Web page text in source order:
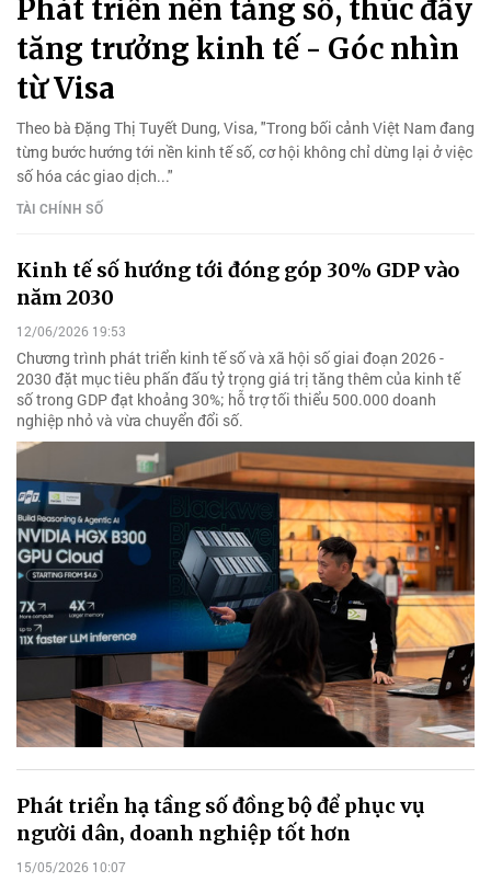
Phát triển nền tảng số, thúc đẩy
tăng trưởng kinh tế - Góc nhìn
từ Visa
Theo bà Đặng Thị Tuyết Dung, Visa, "Trong bối cảnh Việt Nam đang
từng bước hướng tới nền kinh tế số, cơ hội không chỉ dừng lại ở việc
số hóa các giao dịch..."
TÀI CHÍNH SỐ
Kinh tế số hướng tới đóng góp 30% GDP vào
năm 2030
12/06/2026 19:53
Chương trình phát triển kinh tế số và xã hội số giai đoạn 2026 -
2030 đặt mục tiêu phấn đấu tỷ trọng giá trị tăng thêm của kinh tế
số trong GDP đạt khoảng 30%; hỗ trợ tối thiểu 500.000 doanh
nghiệp nhỏ và vừa chuyển đổi số.
Phát triển hạ tầng số đồng bộ để phục vụ
người dân, doanh nghiệp tốt hơn
15/05/2026 10:07